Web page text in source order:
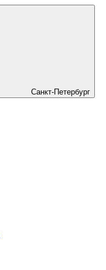
Санкт-Петербург